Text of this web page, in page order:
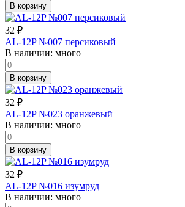
В корзину
32 ₽
AL-12P №007 персиковый
В наличии: много
В корзину
32 ₽
AL-12P №023 оранжевый
В наличии: много
В корзину
32 ₽
AL-12P №016 изумруд
В наличии: много